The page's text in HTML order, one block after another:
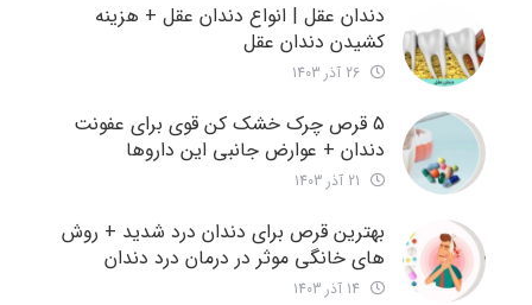
دندان عقل | انواع دندان عقل + هزینه
کشیدن دندان عقل
5 قرص چرک خشک کن قوی برای عفونت
دندان + عوارض جانبی این داروها
بهترین قرص برای دندان درد شدید + روش
های خانگی موثر در درمان درد دندان